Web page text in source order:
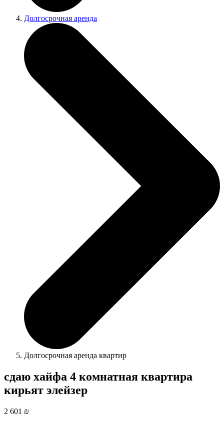
Долгосрочная аренда
Долгосрочная аренда квартир
сдаю хайфа 4 комнатная квартира
кирьят элейзер
2 601 ₪